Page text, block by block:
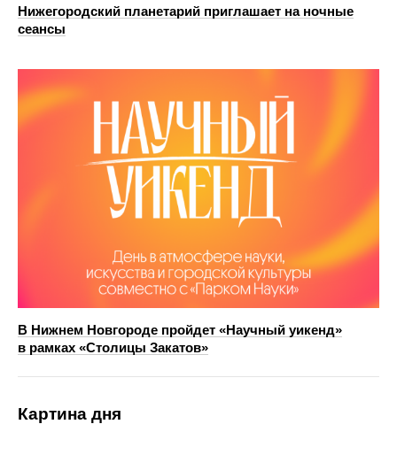
Нижегородский планетарий приглашает на ночные
сеансы
В Нижнем Новгороде пройдет «Научный уикенд»
в рамках «Столицы Закатов»
Картина дня